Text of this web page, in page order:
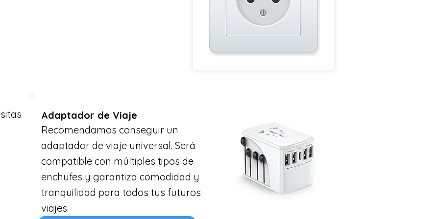
Adaptador de Viaje
Recomendamos conseguir un
adaptador de viaje universal. Será
compatible con múltiples tipos de
enchufes y garantiza comodidad y
tranquilidad para todos tus futuros
viajes.